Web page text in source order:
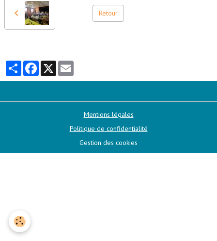
Retour
PartagerFacebook
X
Mentions légales
Politique de confidentialité
Gestion des cookies